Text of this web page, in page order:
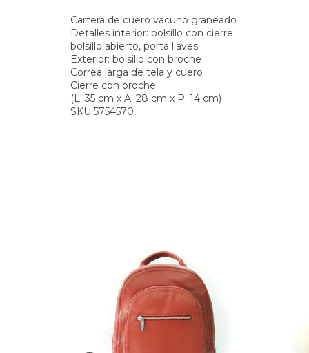
Cartera de cuero vacuno graneado
Detalles interior: bolsillo con cierre
bolsillo abierto, porta llaves
Exterior: bolsillo con broche
Correa larga de tela y cuero
Cierre con broche
(L. 35 cm x A. 28 cm x P. 14 cm)
SKU 5754570